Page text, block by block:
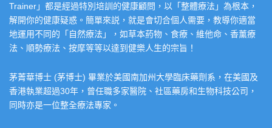
Trainer」都是經過特別培訓的健康顧問，以「整體療法」為根本，
解開你的健康疑惑。簡單來説，就是會切合個人需要，教導你適當
地運用不同的「自然療法」，如草本葯物、食療、維他命、香薰療
法、順勢療法、按摩等等以達到健樂人生的宗旨！
茅菁華博士 (茅博士) 畢業於美國南加州大學臨床藥劑系，在美國及
香港執業超過30年，曾任職多家醫院、社區藥房和生物科技公司，
同時亦是一位整全療法專家。